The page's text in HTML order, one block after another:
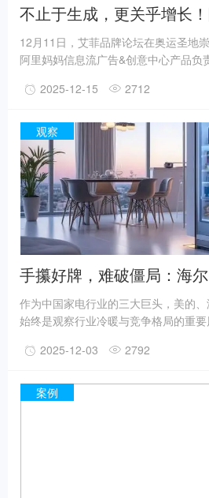
不止于生成，更关乎增长
何实现电商内容智能跃迁
12月11日，艾菲品牌论坛在奥运圣地
阿里妈妈信息流广告&创意中心产品负
为题，重点阐述了阿里妈妈凭借其对
的生产力，更致力于成为驱动商家可
享中指出，阿里妈妈的AIGC之道，与
“实效”基因：不仅重视前沿技术的“制
的“深度应用”。
2025-12-15 2712
观察
手攥好牌，难破僵局：海
何时兑现？
作为中国家电行业的三大巨头，美的
始终是观察行业冷暖与竞争格局的重
集团在营收、净利润规模上继续保持
13.82%；归母净利润约379亿元，同
2025-12-03 2792
案例